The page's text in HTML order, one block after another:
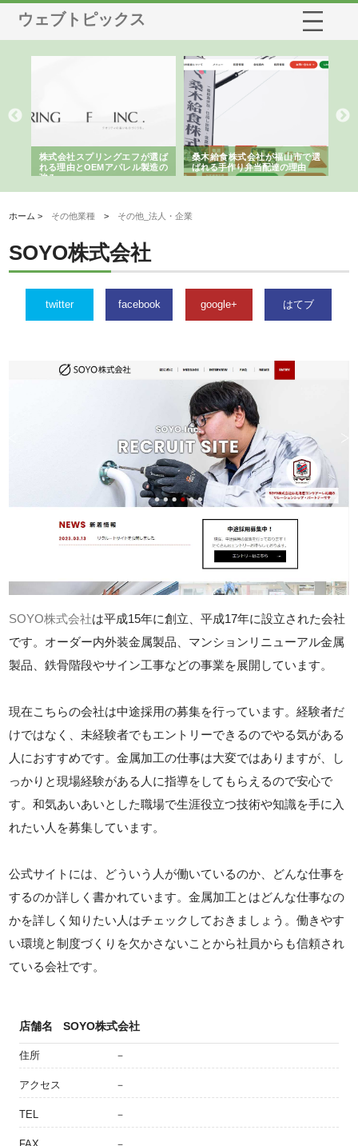
ウェブトピックス
株式会社スプリングエフが選ば
れる理由とOEMアパレル製造の
強み
桑木給食株式会社が福山市で選
ばれる手作り弁当配達の理由
ホーム > その他業種 > その他_法人・企業
SOYO株式会社
twitter facebook google+ はてブ
SOYO株式会社は平成15年に創立、平成17年に設立された会社
です。オーダー内外装金属製品、マンションリニューアル金属
製品、鉄骨階段やサイン工事などの事業を展開しています。
現在こちらの会社は中途採用の募集を行っています。経験者だ
けではなく、未経験者でもエントリーできるのでやる気がある
人におすすめです。金属加工の仕事は大変ではありますが、し
っかりと現場経験がある人に指導をしてもらえるので安心で
す。和気あいあいとした職場で生涯役立つ技術や知識を手に入
れたい人を募集しています。
公式サイトには、どういう人が働いているのか、どんな仕事を
するのか詳しく書かれています。金属加工とはどんな仕事なの
かを詳しく知りたい人はチェックしておきましょう。働きやす
い環境と制度づくりを欠かさないことから社員からも信頼され
ている会社です。
店舗名 SOYO株式会社
住所 －
アクセス －
TEL －